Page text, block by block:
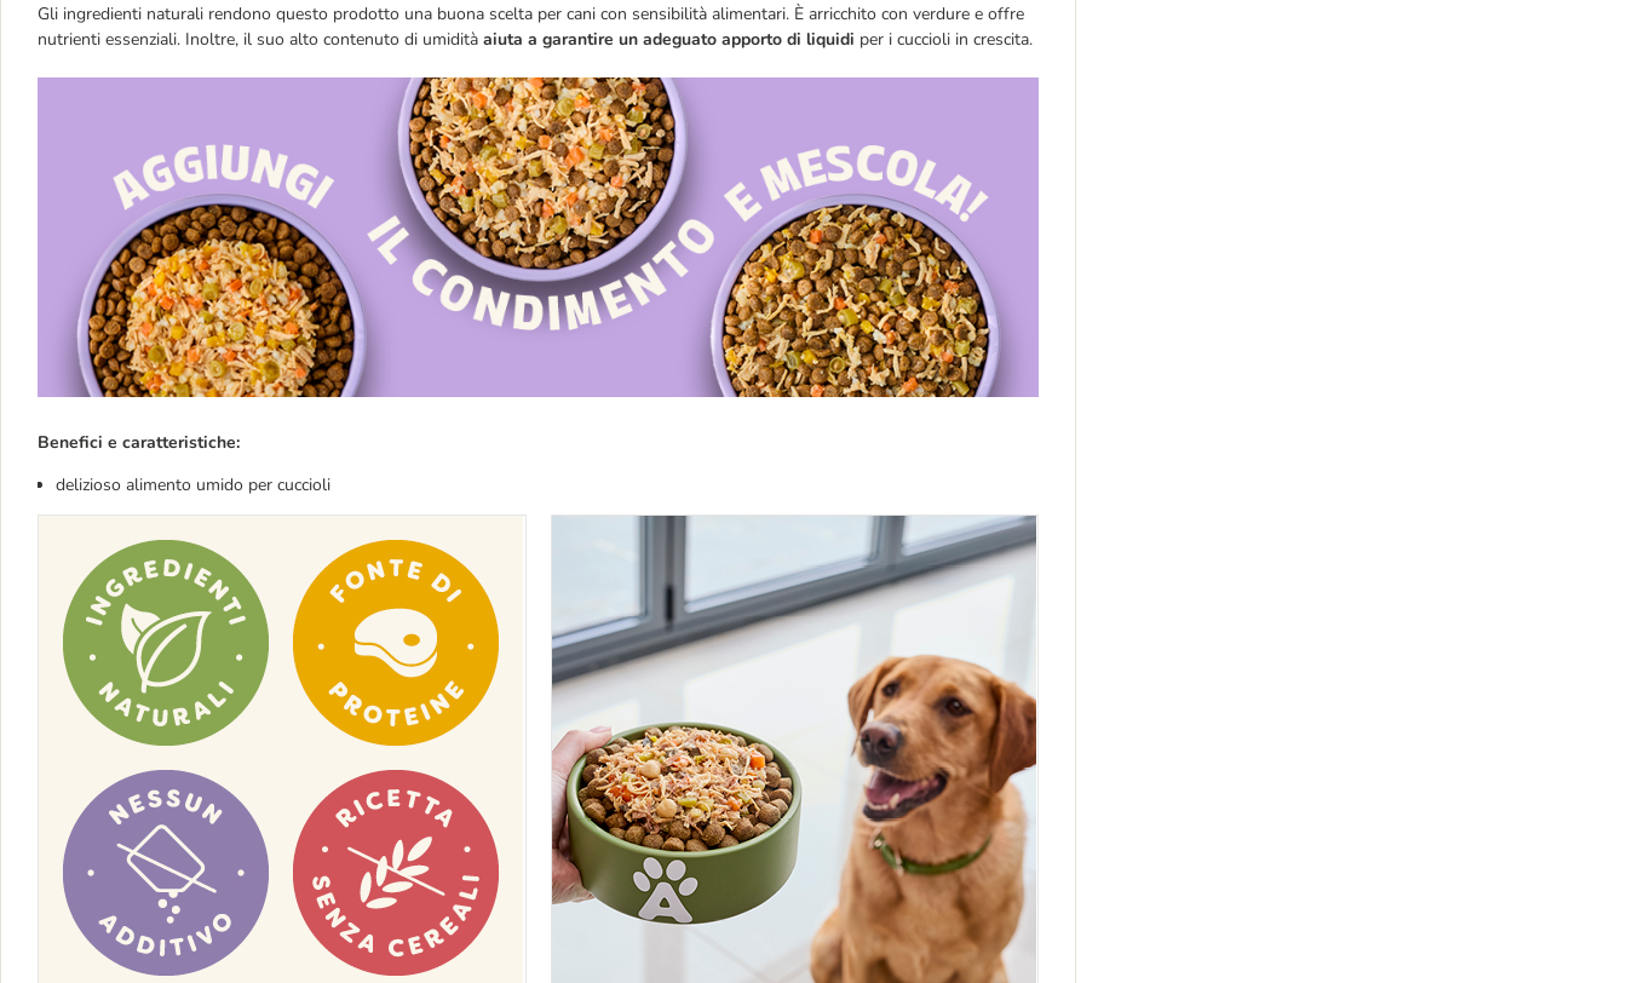
Gli ingredienti naturali rendono questo prodotto una buona scelta per cani con sensibilità alimentari. È arricchito con verdure e offre
nutrienti essenziali. Inoltre, il suo alto contenuto di umidità aiuta a garantire un adeguato apporto di liquidi per i cuccioli in crescita.
Benefici e caratteristiche:
delizioso alimento umido per cuccioli